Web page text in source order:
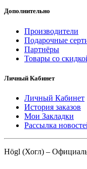
Дополнительно
Производители
Подарочные
Партнёры
Товары со
Личный Кабинет
Личный Кабинет
История заказов
Мои Закладки
Рассылка
Högl (Хогл) –